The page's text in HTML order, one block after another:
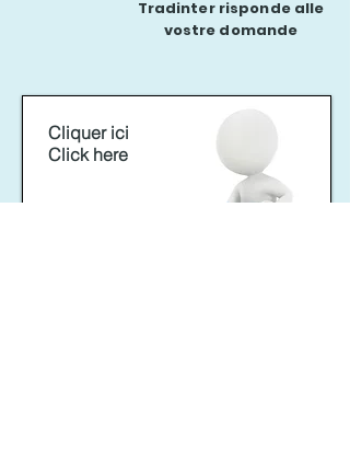
Tradinter risponde alle
vostre domande
Cliquer ici
Click here